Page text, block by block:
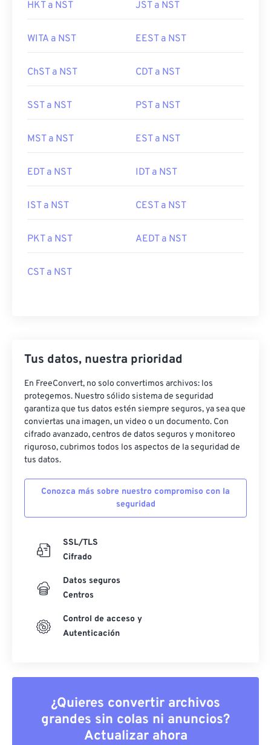
HKT a NST JST a NST
WITA a NST EEST a NST
ChST a NST CDT a NST
SST a NST PST a NST
MST a NST EST a NST
EDT a NST IDT a NST
IST a NST CEST a NST
PKT a NST AEDT a NST
CST a NST
Tus datos, nuestra prioridad
En FreeConvert, no solo convertimos archivos: los
protegemos. Nuestro sólido sistema de seguridad
garantiza que tus datos estén siempre seguros, ya sea que
conviertas una imagen, un video o un documento. Con
cifrado avanzado, centros de datos seguros y monitoreo
riguroso, cubrimos todos los aspectos de la seguridad de
tus datos.
Conozca más sobre nuestro compromiso con la
seguridad
SSL/TLS
Cifrado
Datos seguros
Centros
Control de acceso y
Autenticación
¿Quieres convertir archivos
grandes sin colas ni anuncios?
Actualizar ahora